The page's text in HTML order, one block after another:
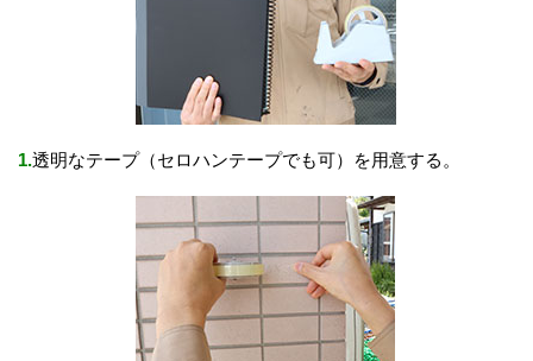
1.透明なテープ（セロハンテープでも可）を用意する。